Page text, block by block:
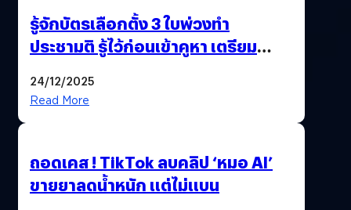
รู้จักบัตรเลือกตั้ง 3 ใบพ่วงทำ
ประชามติ รู้ไว้ก่อนเข้าคูหา เตรียม
24/12/2025
Read More
ถอดเคส ! TikTok ลบคลิป ‘หมอ AI’
ขายยาลดน้ำหนัก แต่ไม่แบน